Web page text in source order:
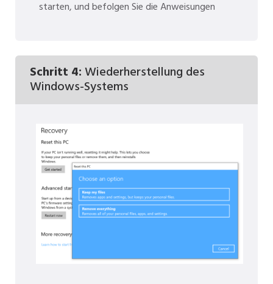
starten, und befolgen Sie die Anweisungen
Schritt 4:Wiederherstellung des
Windows-Systems